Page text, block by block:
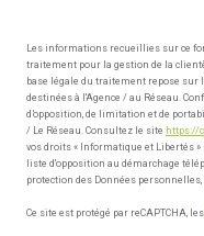
Les informations recueillies sur ce
traitement pour la gestion de la
base légale du traitement repose sur
destinées à l'Agence / au Réseau.
d’opposition, de limitation et de
/ Le Réseau. Consultez le site https://
vos droits « Informatique et Libertés »
liste d'opposition au démarchage
protection des Données
Ce site est protégé par reCAPTCHA, les